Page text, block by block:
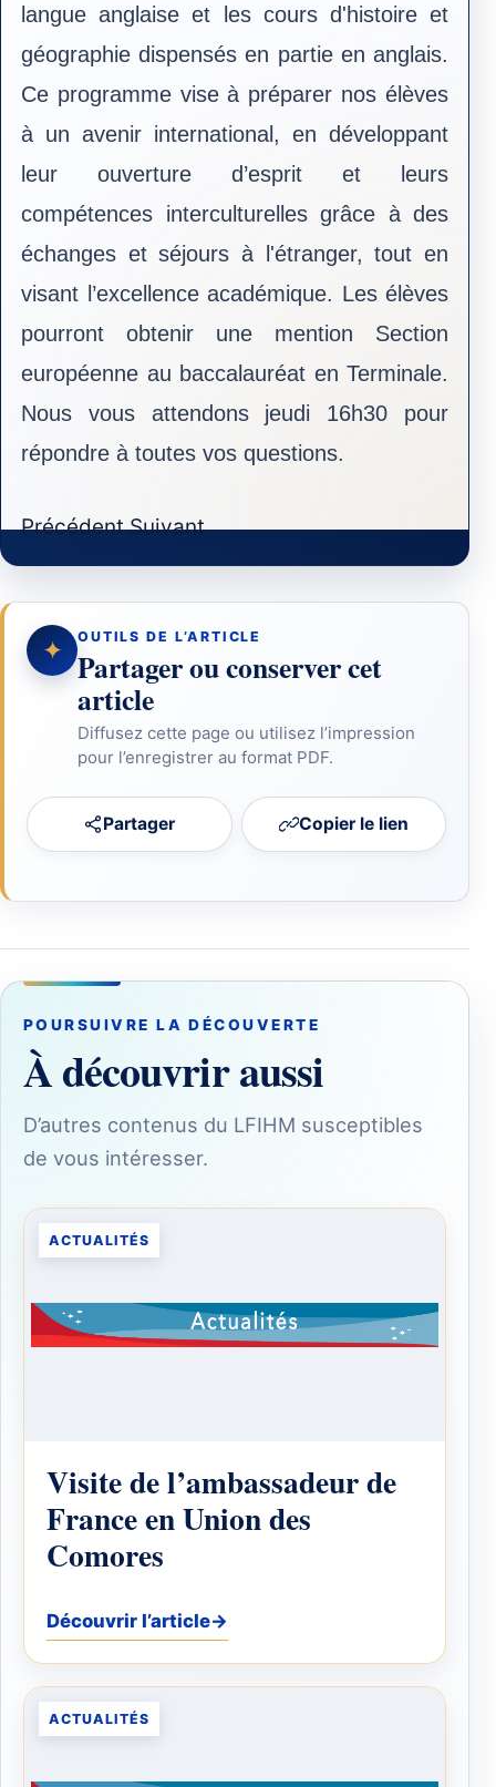
langue anglaise et les cours d'histoire et
géographie dispensés en partie en anglais.
Ce programme vise à préparer nos élèves
à un avenir international, en développant
leur ouverture d’esprit et leurs
compétences interculturelles grâce à des
échanges et séjours à l'étranger, tout en
visant l’excellence académique. Les élèves
pourront obtenir une mention Section
européenne au baccalauréat en Terminale.
Nous vous attendons jeudi 16h30 pour
répondre à toutes vos questions.
Article précédent : Bourse excellence major
PrécédentArticle suivant : La marche des
Suivant
✦ OUTILS DE L’ARTICLE
Partager ou conserver cet
article
Diffusez cette page ou utilisez l’impression
pour l’enregistrer au format PDF.
Partager Copier le lien
POURSUIVRE LA DÉCOUVERTE
À découvrir aussi
D’autres contenus du LFIHM susceptibles
de vous intéresser.
ACTUALITÉS
Visite de l’ambassadeur de
France en Union des
Comores
Découvrir l’article→
ACTUALITÉS